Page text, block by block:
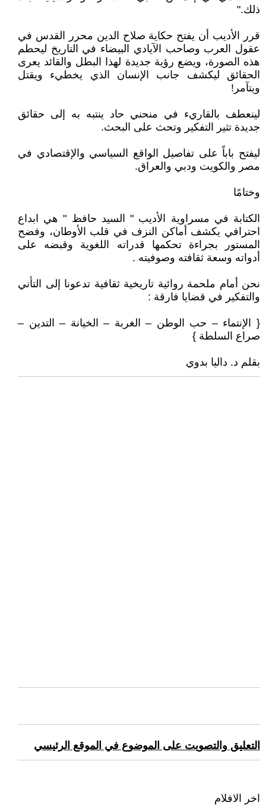
ذلك."
قرر الأديب أن يفتح حكاية صلاح الدين محرر القدس في
عقول العرب وصاحب الآيادي البيضاء في التاريخ ليحطم
هذه الصورة، ويضع رؤية جديدة لهذا البطل والقائد يعرى
الحقائق ليكشف جانب الإنسان الذي يخطيء ويقتل
ويتآمر!
لينعطف بالقاريء في منحني حاد ينتبه به إلى حقائق
جديدة تثير التفكير وتحث على البحث.
ليفتح باباً على تفاصيل الواقع السياسي والإقتصادي في
مصر والكويت ودبي والعراق.
وختامًا
الكتابة في مسراوية الأديب " السيد حافظ " هي ابداع
احترافي يكشف أماكن النزف في قلب الأوطان، وفضح
المستور بجراءة تحكمها قدراته اللغوية وقبضه على
أدواته وسعة ثقافته وصوفيته .
نحن أمام ملحمة روائية تاريخية ثقافية تدعونا إلى التأني
والتفكير في قضايا فارقة :
{ الإنتماء – حب الوطن – الغربة – الخيانة – التدين –
صراع السلطة }
بقلم د. داليا بدوي
التعليق والتصويت على الموضوع في الموقع الرئيسي
اخر الافلام